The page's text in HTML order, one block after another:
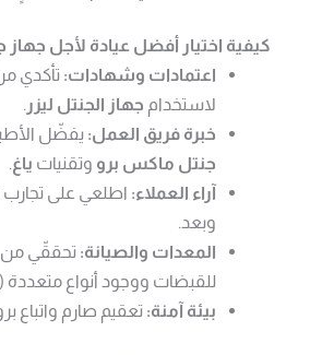
كيفية اختيار أفضل عيادة لأجل جهاز
اعتمادات وشهادات: تأكدي
لاستخدام جهاز الجنتل ليزر .
خبرة فريق العمل: يفضّل
جنتل ماكس برو وتقنيات ياغ.
آراء العملاء: اطلعي على
وبعد.
المعدات والصيانة: تحققّي من
للقبضات ووجود أنواع متعددة (6–18 مم).
بيئة آمنة: تعقيم صارم واتباع